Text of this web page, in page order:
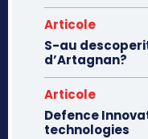
Articole
S-au
d’Artagnan?
Articole
Defence
technologies